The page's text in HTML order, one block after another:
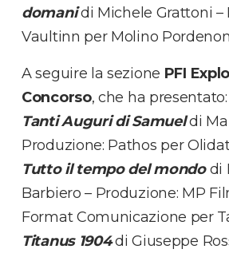
domani di Michele Grattoni –
Vaultinn per Molino
A seguire la sezione PFI
Concorso, che ha presentato:
Tanti Auguri di Samueldi
Produzione: Pathos per
Tutto il tempo del mondodi
Barbiero – Produzione: MP
Format Comunicazione per
Titanus 1904di Giuseppe